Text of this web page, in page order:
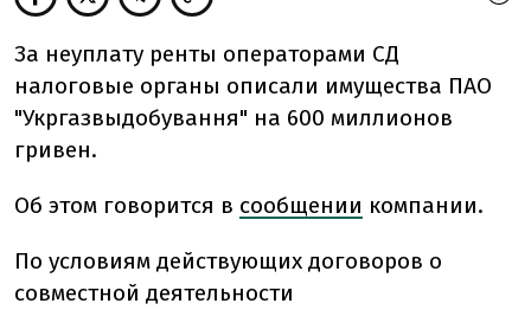
За неуплату ренты операторами СД
налоговые органы описали имущества ПАО
"Укргазвыдобування" на 600 миллионов
гривен.
Об этом говорится в сообщении компании.
По условиям действующих договоров о
совместной деятельности